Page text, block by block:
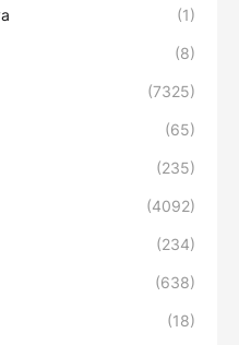
(1)
(8)
(7325)
(65)
(235)
(4092)
(234)
(638)
(18)